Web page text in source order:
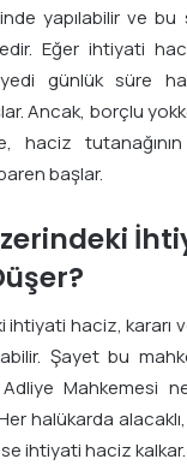
yapılabilir ve bu
Eğer ihtiyati
günlük süre
Ancak, borçlu
haciz
başlar.
ihtiyati haciz, kararı
Şayet bu
Mahkemesi
halükarda
ihtiyati haciz kalkar.